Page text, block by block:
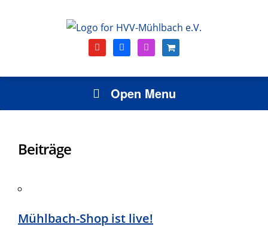
youtubefacebookinstagramshopping-
Open Menu
Beiträge
Mühlbach-Shop ist live!